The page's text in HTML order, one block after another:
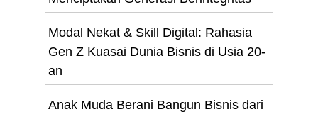
Modal Nekat & Skill Digital: Rahasia
Gen Z Kuasai Dunia Bisnis di Usia 20-
an
Anak Muda Berani Bangun Bisnis dari